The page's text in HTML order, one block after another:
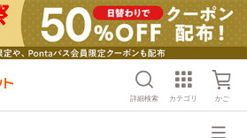
詳細検索 カテゴリ かご